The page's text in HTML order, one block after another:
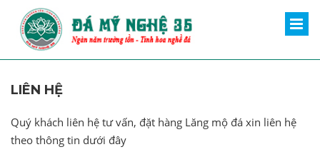
LIÊN HỆ
Quý khách liên hệ tư vấn, đặt hàng Lăng mộ đá xin liên hệ
theo thông tin dưới đây